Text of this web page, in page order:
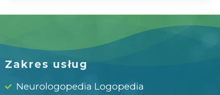
Zakres usług
Neurologopedia Logopedia